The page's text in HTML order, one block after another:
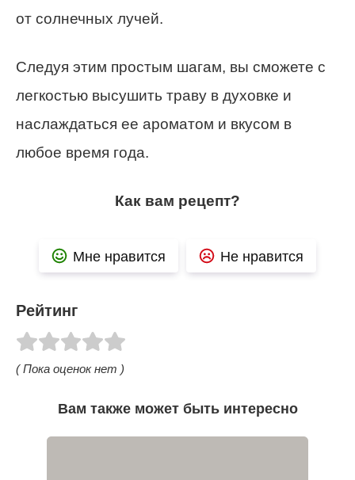
от солнечных лучей.
Следуя этим простым шагам, вы сможете с
легкостью высушить траву в духовке и
наслаждаться ее ароматом и вкусом в
любое время года.
Как вам рецепт?
Мне нравится Не нравится
Рейтинг
( Пока оценок нет )
Вам также может быть интересно